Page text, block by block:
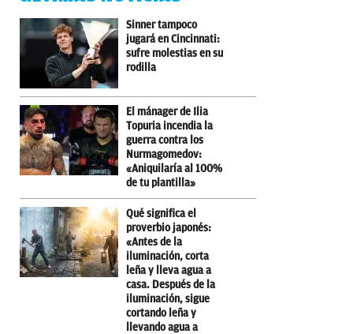
Sinner tampoco
jugará en Cincinnati:
sufre molestias en su
rodilla
El mánager de Ilia
Topuria incendia la
guerra contra los
Nurmagomedov:
«Aniquilaría al 100%
de tu plantilla»
Qué significa el
proverbio japonés:
«Antes de la
iluminación, corta
leña y lleva agua a
casa. Después de la
iluminación, sigue
cortando leña y
llevando agua a